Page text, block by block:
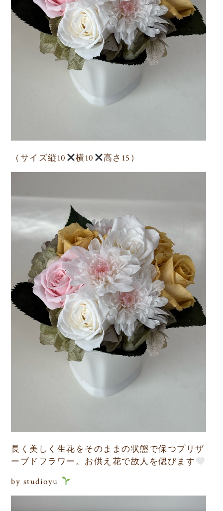
（サイズ縦10 横10 高さ15）
長く美しく生花をそのままの状態で保つプリザ
ーブドフラワー。お供え花で故人を偲びます
by studioyu